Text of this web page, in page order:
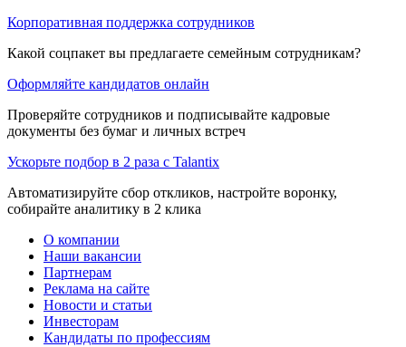
Корпоративная поддержка сотрудников
Какой соцпакет вы предлагаете семейным сотрудникам?
Оформляйте кандидатов онлайн
Проверяйте сотрудников и подписывайте кадровые
документы без бумаг и личных встреч
Ускорьте подбор в 2 раза с Talantix
Автоматизируйте сбор откликов, настройте воронку,
собирайте аналитику в 2 клика
О компании
Наши вакансии
Партнерам
Реклама на сайте
Новости и статьи
Инвесторам
Кандидаты по профессиям